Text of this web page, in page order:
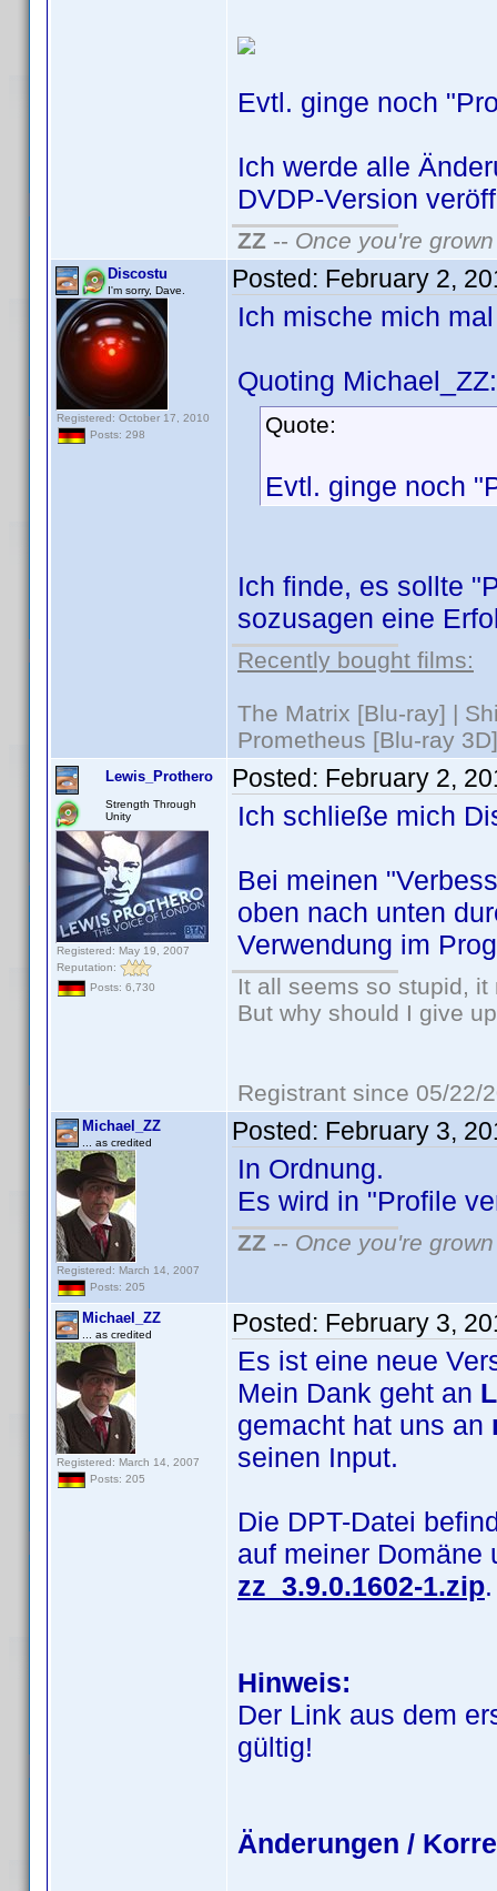
Evtl. ginge noch
Ich werde alle
DVDP-Version
ZZ -- Once you're
Discostu
I'm sorry, Dave.
Registered: October 17, 2010
Posts: 298
Posted: February 2,
Ich mische mich
Quoting Michael_ZZ:
Quote:
Evtl. ginge noch
Ich finde, es sollte
sozusagen eine
Recently bought films:
The Matrix [Blu-ray] |
Prometheus [Blu-ray
Lewis_Prothero
Strength Through
Unity
Registered: May 19, 2007
Reputation:
Posts: 6,730
Posted: February 2,
Ich schließe mich
Bei meinen
oben nach unten
Verwendung im
It all seems so stupid,
But why should I give
Registrant since 05/22/
Michael_ZZ
... as credited
Registered: March 14, 2007
Posts: 205
Posted: February 3,
In Ordnung.
Es wird in "Profile
ZZ -- Once you're
Michael_ZZ
... as credited
Registered: March 14, 2007
Posts: 205
Posted: February 3,
Es ist eine neue
Mein Dank geht an
gemacht hat uns an
seinen Input.
Die DPT-Datei
auf meiner Domäne
zz_3.9.0.1602-1.zip.
Hinweis:
Der Link aus dem
gültig!
Änderungen /